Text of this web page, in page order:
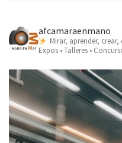
afcamaraenmano
Mirar, aprender,
Expos • Talleres •